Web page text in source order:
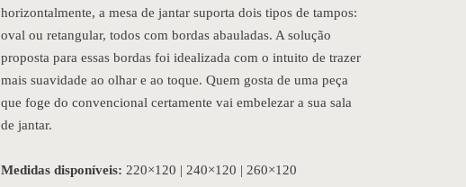
horizontalmente, a mesa de jantar suporta dois tipos de tampos:
oval ou retangular, todos com bordas abauladas. A solução
proposta para essas bordas foi idealizada com o intuito de trazer
mais suavidade ao olhar e ao toque. Quem gosta de uma peça
que foge do convencional certamente vai embelezar a sua sala
de jantar.
Medidas disponíveis: 220×120 | 240×120 | 260×120